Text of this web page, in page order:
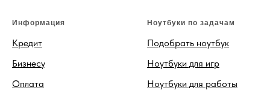
Информация
Кредит
Бизнесу
Оплата
Ноутбуки по задачам
Подобрать ноутбук
Ноутбуки для игр
Ноутбуки для работы